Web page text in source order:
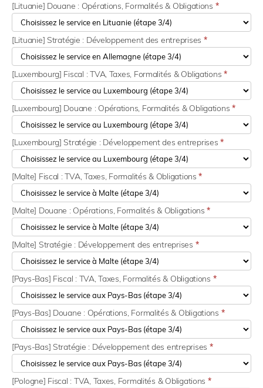
[Lituanie] Douane : Opérations, Formalités & Obligations *
[Lituanie] Stratégie : Développement des entreprises *
[Luxembourg] Fiscal : TVA, Taxes, Formalités & Obligations*
[Luxembourg] Douane : Opérations, Formalités & Obligations*
[Luxembourg] Stratégie : Développement des entreprises*
[Malte] Fiscal : TVA, Taxes, Formalités & Obligations*
[Malte] Douane : Opérations, Formalités & Obligations*
[Malte] Stratégie : Développement des entreprises *
[Pays-Bas] Fiscal : TVA, Taxes, Formalités & Obligations *
[Pays-Bas] Douane : Opérations, Formalités & Obligations *
[Pays-Bas] Stratégie : Développement des entreprises *
[Pologne] Fiscal : TVA, Taxes, Formalités & Obligations *